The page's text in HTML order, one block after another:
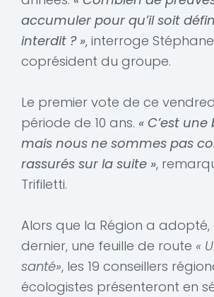
accumuler pour qu’il soit
interdit ? », interroge
coprésident du groupe.
Le premier vote de ce
période de 10 ans. « C’est
mais nous ne sommes pas
rassurés sur la suite »,
Trifiletti.
Alors que la Région a adopté,
dernier, une feuille de route «
santé», les 19 conseillers
écologistes présenteront en